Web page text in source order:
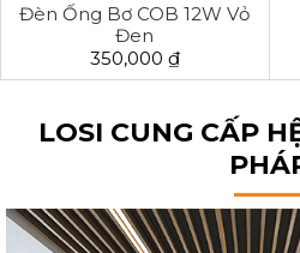
Đèn Ống Bơ COB 12W Vỏ
Đen
350,000 ₫
LOSI CUNG CẤP